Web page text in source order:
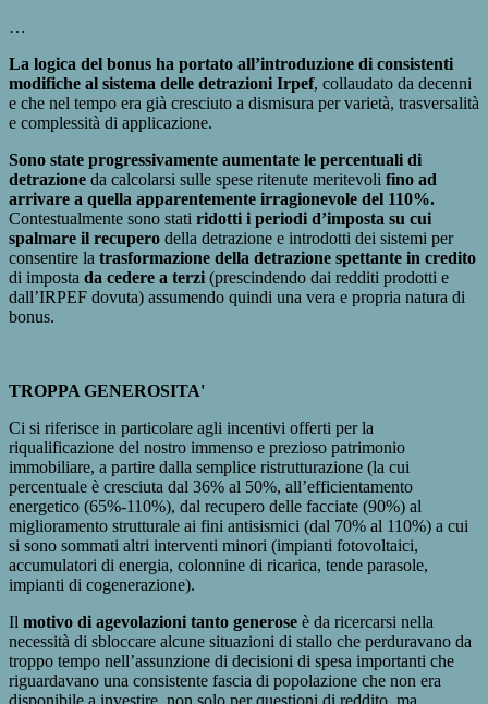
…
La logica del bonus ha portato all’introduzione di consistenti
modifiche al sistema delle detrazioni Irpef, collaudato da decenni
e che nel tempo era già cresciuto a dismisura per varietà, trasversalità
e complessità di applicazione.
Sono state progressivamente aumentate le percentuali di
detrazione da calcolarsi sulle spese ritenute meritevoli fino ad
arrivare a quella apparentemente irragionevole del 110%.
Contestualmente sono stati ridotti i periodi d’imposta su cui
spalmare il recupero della detrazione e introdotti dei sistemi per
consentire la trasformazione della detrazione spettante in credito
di imposta da cedere a terzi (prescindendo dai redditi prodotti e
dall’IRPEF dovuta) assumendo quindi una vera e propria natura di
bonus.
TROPPA GENEROSITA'
Ci si riferisce in particolare agli incentivi offerti per la
riqualificazione del nostro immenso e prezioso patrimonio
immobiliare, a partire dalla semplice ristrutturazione (la cui
percentuale è cresciuta dal 36% al 50%, all’efficientamento
energetico (65%-110%), dal recupero delle facciate (90%) al
miglioramento strutturale ai fini antisismici (dal 70% al 110%) a cui
si sono sommati altri interventi minori (impianti fotovoltaici,
accumulatori di energia, colonnine di ricarica, tende parasole,
impianti di cogenerazione).
Il motivo di agevolazioni tanto generose è da ricercarsi nella
necessità di sbloccare alcune situazioni di stallo che perduravano da
troppo tempo nell’assunzione di decisioni di spesa importanti che
riguardavano una consistente fascia di popolazione che non era
disponibile a investire, non solo per questioni di reddito, ma